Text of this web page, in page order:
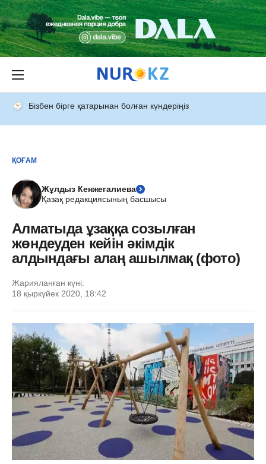
Бізбен бірге қатарынан болған күндеріңіз
ҚОҒАМ
Жұлдыз Кенжегалиева
Қазақ редакциясының басшысы
Алматыда ұзаққа созылған
жөндеуден кейін әкімдік
алдындағы алаң ашылмақ (фото)
Жарияланған күні:
18 қыркүйек 2020, 18:42